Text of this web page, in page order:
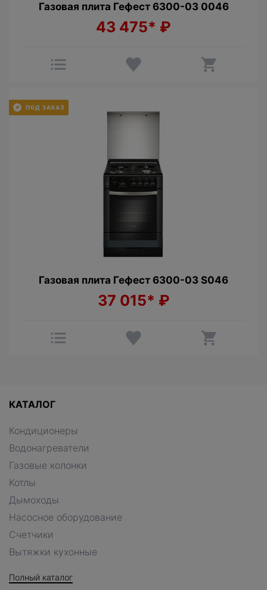
Газовая плита Гефест 6300-03 0046
43 475* ₽
Газовая плита Гефест 6300-03 S046
37 015* ₽
КАТАЛОГ
Кондиционеры
Водонагреватели
Газовые колонки
Котлы
Дымоходы
Насосное оборудование
Счетчики
Вытяжки кухонные
Полный каталог